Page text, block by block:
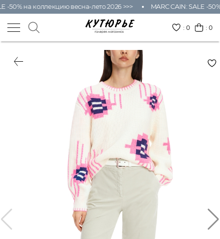
-50% на коллекцию весна-лето 2026 >>> MARC CAIN: SALE -
:0 : 0